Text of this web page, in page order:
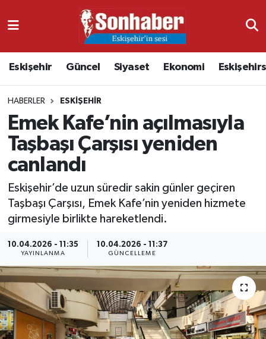
Eskişehir Güncel Siyaset Ekonomi
HABERLER ESKIŞEHIR
Emek Kafe’nin açılmasıyla
Taşbaşı Çarşısı yeniden
canlandı
Eskişehir’de uzun süredir sakin günler geçiren
Taşbaşı Çarşısı, Emek Kafe’nin yeniden hizmete
girmesiyle birlikte hareketlendi.
10.04.2026 - 11:35
YAYINLANMA
10.04.2026 - 11:37
GÜNCELLEME
Ekonomi
Güncel
Kültür & Sanat
Magazin
Resmi İlanlar
Sağlık
Siyaset
Spor
Nöbetçi Eczaneler
Namaz Vakitleri
Trafik Durumu
Süper Lig Puan Durumu ve Fikstür
Tüm Manşetler
Son Dakika Haberleri
Haber Arşivi